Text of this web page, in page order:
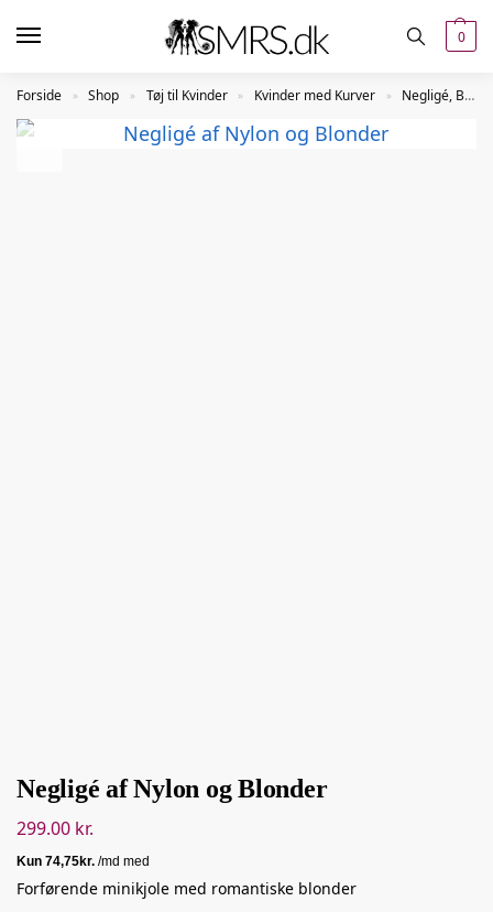
0
Forside » Shop » Tøj til Kvinder » Kvinder med Kurver » Negligé, Babydolls og Sæt
Negligé af Nylon og Blonder
299.00 kr.
Forførende minikjole med romantiske blonder